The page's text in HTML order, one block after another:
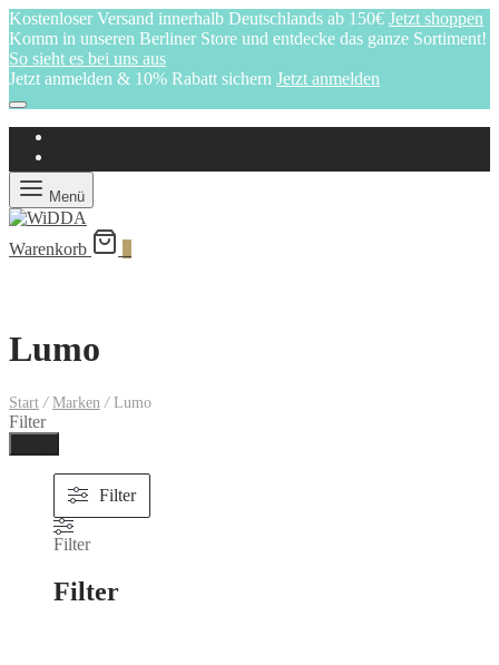
Kostenloser Versand innerhalb Deutschlands ab 150€ Jetzt shoppen
Komm in unseren Berliner Store und entdecke das ganze Sortiment!
So sieht es bei uns aus
Jetzt anmelden & 10% Rabatt sichern Jetzt anmelden
Menü
Warenkorb
Lumo
Start / Marken /Lumo
Filter
Filter
Filter
Filter